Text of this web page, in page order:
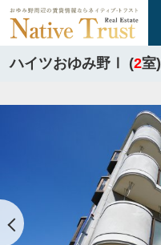
ハイツおゆみ野Ⅰ (2室)